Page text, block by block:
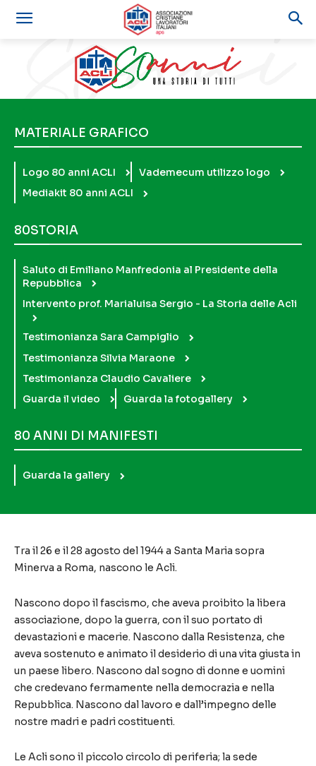
MATERIALE GRAFICO
Logo 80 anni ACLI
Vademecum utilizzo logo
Mediakit 80 anni ACLI
80STORIA
Saluto di Emiliano Manfredonia al Presidente della
Repubblica
Intervento prof. Marialuisa Sergio - La Storia delle Acli
Testimonianza Sara Campiglio
Testimonianza Silvia Maraone
Testimonianza Claudio Cavaliere
Guarda il video
Guarda la fotogallery
80 ANNI DI MANIFESTI
Guarda la gallery
Tra il 26 e il 28 agosto del 1944 a Santa Maria sopra
Minerva a Roma, nascono le Acli.
Nascono dopo il fascismo, che aveva proibito la libera
associazione, dopo la guerra, con il suo portato di
devastazioni e macerie. Nascono dalla Resistenza, che
aveva sostenuto e animato il desiderio di una vita giusta in
un paese libero. Nascono dal sogno di donne e uomini
che credevano fermamente nella democrazia e nella
Repubblica. Nascono dal lavoro e dall’impegno delle
nostre madri e padri costituenti.
Le Acli sono il piccolo circolo di periferia; la sede